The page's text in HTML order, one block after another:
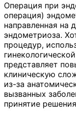
Операция при
операция)
направленная на
эндометриоза.
процедур,
представляет
клиническую
из-за
вызванных
принятие